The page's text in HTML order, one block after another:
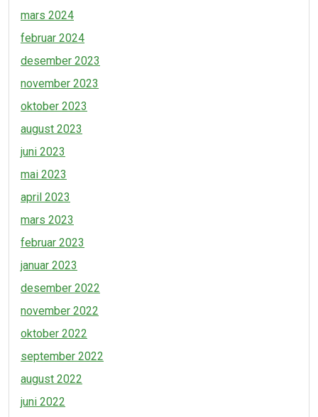
mars 2024
februar 2024
desember 2023
november 2023
oktober 2023
august 2023
juni 2023
mai 2023
april 2023
mars 2023
februar 2023
januar 2023
desember 2022
november 2022
oktober 2022
september 2022
august 2022
juni 2022